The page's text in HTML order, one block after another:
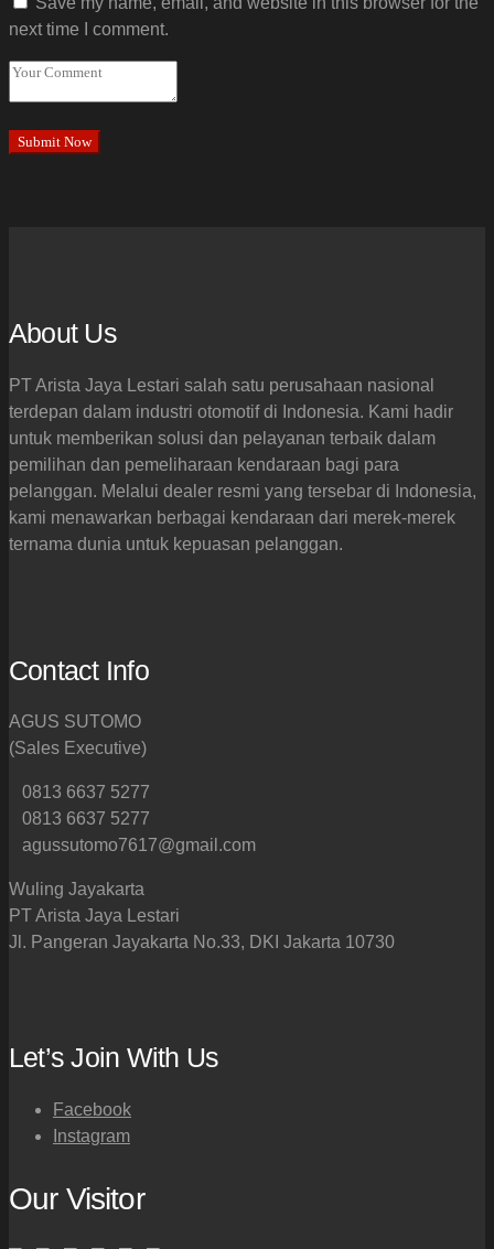
next time I comment.
About Us
PT Arista Jaya Lestari salah satu perusahaan nasional
terdepan dalam industri otomotif di Indonesia. Kami hadir
untuk memberikan solusi dan pelayanan terbaik dalam
pemilihan dan pemeliharaan kendaraan bagi para
pelanggan. Melalui dealer resmi yang tersebar di Indonesia,
kami menawarkan berbagai kendaraan dari merek-merek
ternama dunia untuk kepuasan pelanggan.
Contact Info
AGUS SUTOMO
(Sales Executive)
0813 6637 5277
0813 6637 5277
agussutomo7617@gmail.com
Wuling Jayakarta
PT Arista Jaya Lestari
Jl. Pangeran Jayakarta No.33, DKI Jakarta 10730
Let’s Join With Us
Facebook
Instagram
Our Visitor